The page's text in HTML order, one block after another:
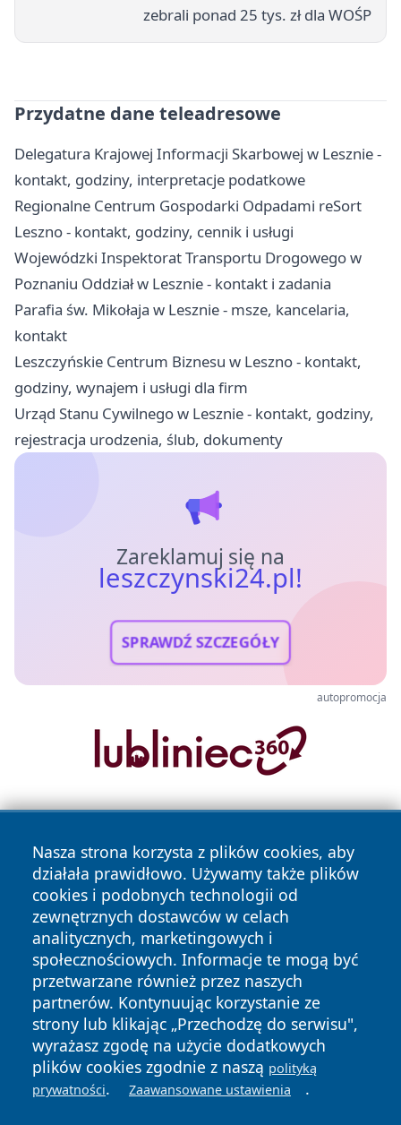
zebrali ponad 25 tys. zł dla WOŚP
Przydatne dane teleadresowe
Delegatura Krajowej Informacji Skarbowej w Lesznie -
kontakt, godziny, interpretacje podatkowe
Regionalne Centrum Gospodarki Odpadami reSort
Leszno - kontakt, godziny, cennik i usługi
Wojewódzki Inspektorat Transportu Drogowego w
Poznaniu Oddział w Lesznie - kontakt i zadania
Parafia św. Mikołaja w Lesznie - msze, kancelaria,
kontakt
Leszczyńskie Centrum Biznesu w Leszno - kontakt,
godziny, wynajem i usługi dla firm
Urząd Stanu Cywilnego w Lesznie - kontakt, godziny,
rejestracja urodzenia, ślub, dokumenty
Zareklamuj się na
leszczynski24.pl!
SPRAWDŹ SZCZEGÓŁY
autopromocja
Nasza strona korzysta z plików cookies, aby
działała prawidłowo. Używamy także plików
cookies i podobnych technologii od
zewnętrznych dostawców w celach
analitycznych, marketingowych i
społecznościowych. Informacje te mogą być
przetwarzane również przez naszych
partnerów. Kontynuując korzystanie ze
strony lub klikając „Przechodzę do serwisu",
wyrażasz zgodę na użycie dodatkowych
plików cookies zgodnie z naszą polityką
prywatności. Zaawansowane ustawienia .
Copyright © 2026 leszczynski24.pl Wszystkie prawa
zastrzeżone.
News Autorzy
Polityka
Prywatności
Polityka
Cookies